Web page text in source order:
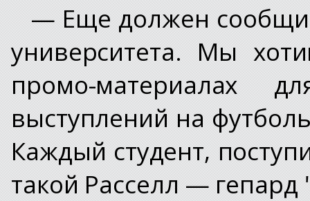
— Еще должен
университета. Мы
промо-материалах
выступлений на
Каждый студент,
такой Расселл — гепард